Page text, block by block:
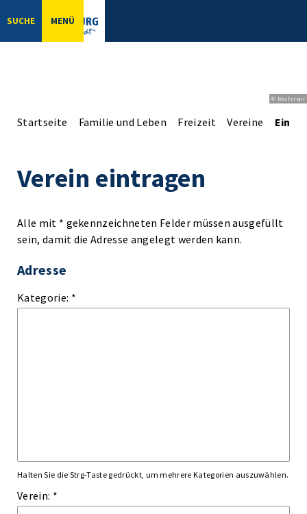
SUCHE MENÜ
© bbsferrari
Startseite Familie und Leben Freizeit Vereine
Verein eintragen
Alle mit * gekennzeichneten Felder müssen ausgefüllt
sein, damit die Adresse angelegt werden kann.
Adresse
Kategorie: *
Halten Sie die Strg-Taste gedrückt, um mehrere Kategorien auszuwählen.
Verein: *